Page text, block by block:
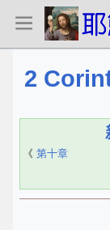
2
《 第十章